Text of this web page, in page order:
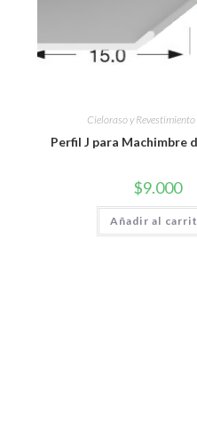
Cieloraso y Revestimiento
Perfil J para Machimbre
$9.000
Añadir al